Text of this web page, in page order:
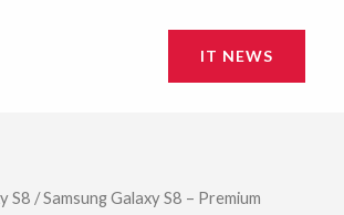
IT NEWS
S8 / Samsung Galaxy S8 – Premium